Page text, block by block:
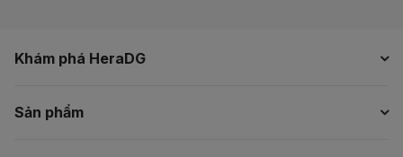
Khám phá HeraDG
Sản phẩm